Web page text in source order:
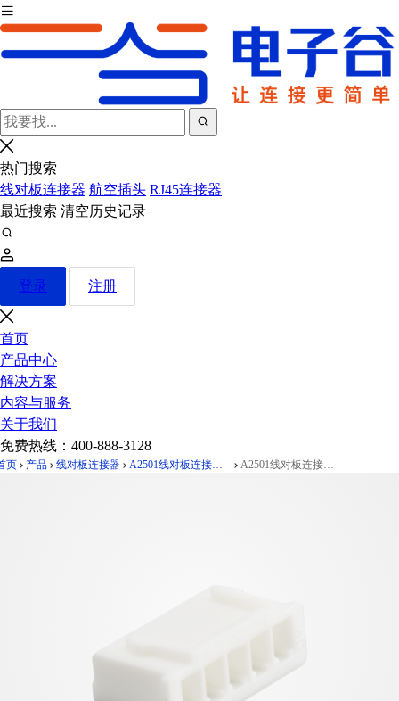
热门搜索
线对板连接器 航空插头 RJ45连接器
最近搜索 清空历史记录
登录 注册
首页
产品中心
解决方案
内容与服务
关于我们
免费热线： 400-888-3128
页 产品 线对板连接器 A2501线对板连接器Pitch 2.50mm 180° 胶壳 A2501线对板连接器Pitch 2.50mm 180°胶壳 5Pin本色 PA66,